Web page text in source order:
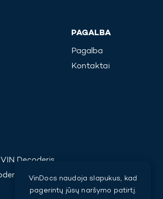
VinDocs naudoja slapukus, kad
pagerintų jūsų naršymo patirtį.
PAGALBA
Pagalba
Kontaktai
VIN Decoderis